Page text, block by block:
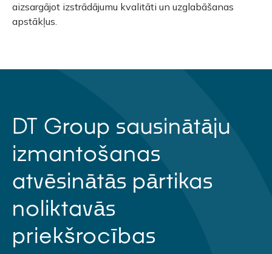
aizsargājot izstrādājumu kvalitāti un uzglabāšanas
apstākļus.
DT Group sausinātāju
izmantošanas
atvēsinātās pārtikas
noliktavās
priekšrocības